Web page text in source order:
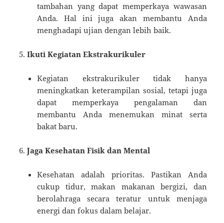
tambahan yang dapat memperkaya wawasan
Anda. Hal ini juga akan membantu Anda
menghadapi ujian dengan lebih baik.
Ikuti Kegiatan Ekstrakurikuler
Kegiatan ekstrakurikuler tidak hanya
meningkatkan keterampilan sosial, tetapi juga
dapat memperkaya pengalaman dan
membantu Anda menemukan minat serta
bakat baru.
Jaga Kesehatan Fisik dan Mental
Kesehatan adalah prioritas. Pastikan Anda
cukup tidur, makan makanan bergizi, dan
berolahraga secara teratur untuk menjaga
energi dan fokus dalam belajar.